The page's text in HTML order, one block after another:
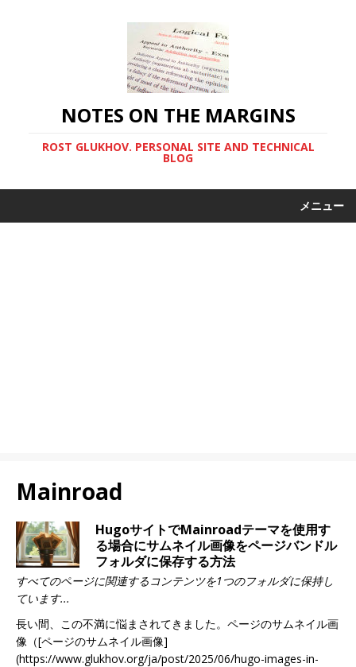
NOTES ON THE MARGINS
ROST GLUKHOV. PERSONAL SITE AND TECHNICAL
BLOG
メニュー
Mainroad
HugoサイトでMainroadテーマを使用す
る場合にサムネイル画像をページバンドル
フォルダに保存する方法
すべてのページに関連するコンテンツを1つのフォルダに保持し
ています...
長い間、この不満に悩まされてきました。ページのサムネイル画
像（[ページのサムネイル画像]
(https://www.glukhov.org/ja/post/2025/06/hugo-images-in-